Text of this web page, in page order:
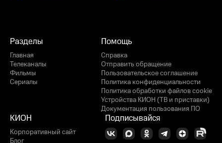
Разделы
Главная
Телеканалы
Фильмы
Сериалы
Помощь
Справка
Отправить обращение
Пользовательское соглашение
Политика конфиденциальности
Политика обработки файлов cookie
Устройства КИОН (ТВ и приставки)
Документация пользования ПО
КИОН
Корпоративный сайт
Блог
Подписывайся